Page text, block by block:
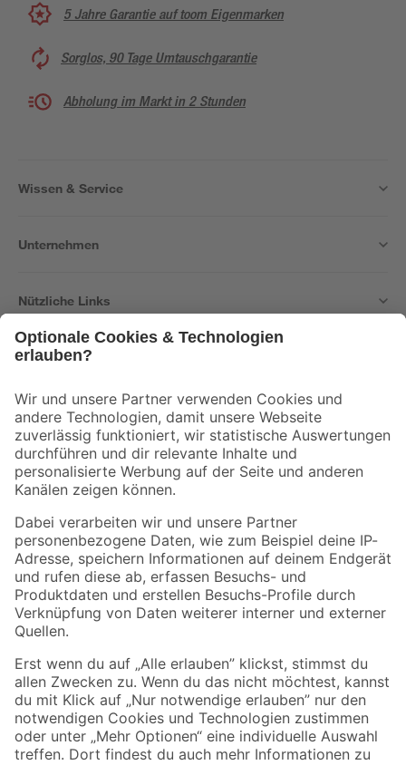
5 Jahre Garantie auf toom Eigenmarken
Sorglos, 90 Tage Umtauschgarantie
Abholung im Markt in 2 Stunden
Wissen & Service
Unternehmen
Nützliche Links
Der toom Newsletter: Keine Angebote und Aktionen mehr verpassen!
Zur Newsletter Anmeldung
Folge uns
Zahlungsarten Versandarten
Sicher einkaufen
Jetzt die toom-App herunterladen